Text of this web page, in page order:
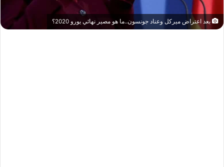
بعد اعتراض ميركل وعناد جونسون..ما هو مصير نهائي يورو 2020؟